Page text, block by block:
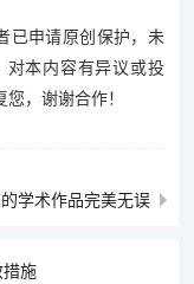
已申请原创保护，未
对本内容有异议或投
，谢谢合作！
学术作品完美无误
措施